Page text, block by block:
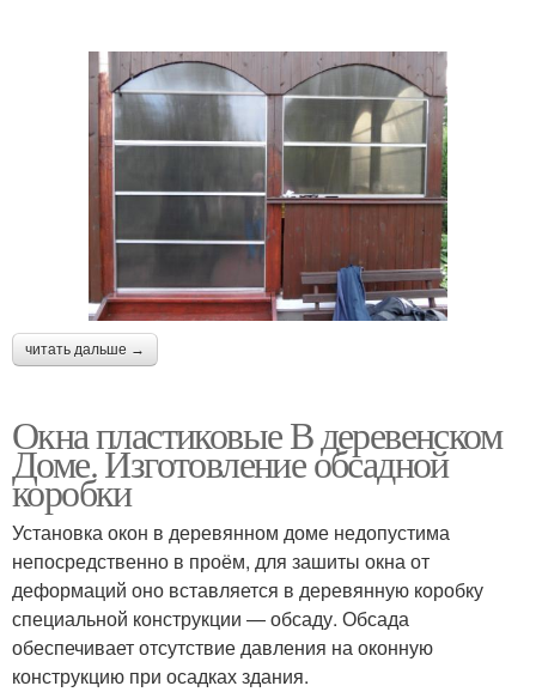
читать дальше →
Окна пластиковые В деревенском
Доме. Изготовление обсадной
коробки
Установка окон в деревянном доме недопустима
непосредственно в проём, для зашиты окна от
деформаций оно вставляется в деревянную коробку
специальной конструкции — обсаду. Обсада
обеспечивает отсутствие давления на оконную
конструкцию при осадках здания.